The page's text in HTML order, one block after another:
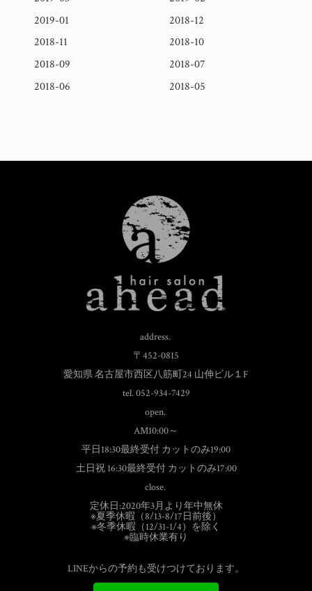
2019-01
2018-12
2018-11
2018-10
2018-09
2018-07
2018-06
2018-05
address.
〒452-0815
愛知県 名古屋市西区八筋町24 山伸ビル１F
tel. 052-934-7429
open.
AM10:00～
平日18:30最終受付 カットのみ19:00
土日祝 16:30最終受付 カットのみ17:00
close.
定休日:2020年3月より年中無休
※夏季休暇（8/13-8/17日前後）
※冬季休暇（12/31-1/4）を除く
※臨時休業有り
LINEからの予約も受けつけております。